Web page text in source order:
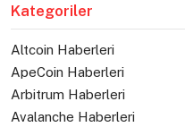
Kategoriler
Altcoin Haberleri
ApeCoin Haberleri
Arbitrum Haberleri
Avalanche Haberleri